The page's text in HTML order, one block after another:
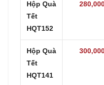
Hộp Quà
Tết
HQT152
Hộp Quà
Tết
HQT141